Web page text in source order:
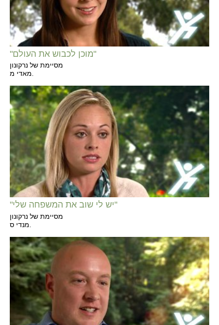
"מוכן לכבוש את העולם"
מסיימת של נרקונון
"יש לי שוב את המשפחה שלי"
מסיימת של נרקונון